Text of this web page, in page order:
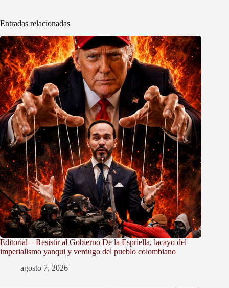
Entradas relacionadas
Editorial – Resistir al Gobierno De la Espriella, lacayo del
imperialismo yanqui y verdugo del pueblo colombiano
agosto 7, 2026